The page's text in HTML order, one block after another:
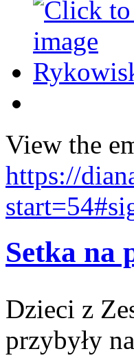
View the
https://
Setka na
Dzieci z
przybyły na